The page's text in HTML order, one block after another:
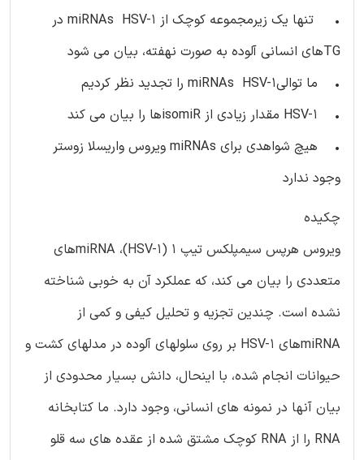
• تنها یک زیرمجموعه کوچک از miRNAs HSV-1 در
TGهای انسانی آلوده به صورت نهفته، بیان می شود
• ما توالیmiRNAs HSV-1 را تجدید نظر کردیم
• HSV-1 مقدار زیادی از isomiRها را بیان می کند
• هیچ شواهدی برای miRNAs ویروس واریسلا زوستر
وجود ندارد
چکیده
ویروس هرپس سیمپلکس تیپ 1 (HSV-1)، miRNAهای
متعددی را بیان می کند، که عملکرد آن به خوبی شناخته
نشده است. چندین تجزیه و تحلیل کیفی و کمی از
miRNAهای HSV-1 بر روی سلولهای آلوده در مدلهای کشت و
حیوانات انجام شده، با اینحال، دانش بسیار محدودی از
بیان آنها در نمونه های انسانی، وجود دارد. ما کتابخانه
RNA را از RNA کوچک مشتق شده از عقده های سه قلو